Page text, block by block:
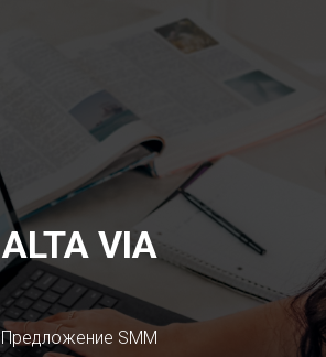
ALTA VIA
Предложение SMM